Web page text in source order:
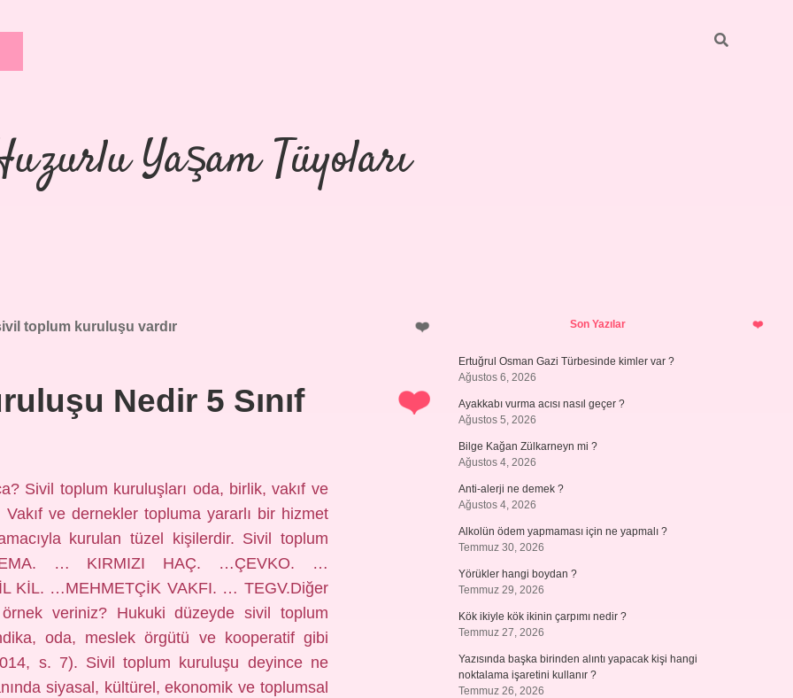
Yaşam Tüyoları
toplum kuruluşu vardır
Nedir 5 Sınıf
Sivil toplum kuruluşları oda, birlik, vakıf ve
ve dernekler topluma yararlı bir hizmet
kurulan tüzel kişilerdir. Sivil toplum
… KIRMIZI HAÇ. …ÇEVKO. …
KİL. …MEHMETÇİK VAKFI. … TEGV.Diğer
veriniz? Hukuki düzeyde sivil toplum
oda, meslek örgütü ve kooperatif gibi
s. 7). Sivil toplum kuruluşu deyince ne
siyasal, kültürel, ekonomik ve toplumsal
SidebarSon Yazılar
Ertuğrul Osman Gazi Türbesinde kimler var ?
Ağustos 6, 2026
Ayakkabı vurma acısı nasıl geçer ?
Ağustos 5, 2026
Bilge Kağan Zülkarneyn mi ?
Ağustos 4, 2026
Anti-alerji ne demek ?
Ağustos 4, 2026
Alkolün ödem yapmaması için ne yapmalı ?
Temmuz 30, 2026
Yörükler hangi boydan ?
Temmuz 29, 2026
Kök ikiyle kök ikinin çarpımı nedir ?
Temmuz 27, 2026
Yazısında başka birinden alıntı yapacak kişi hangi
noktalama işaretini kullanır ?
Temmuz 26, 2026